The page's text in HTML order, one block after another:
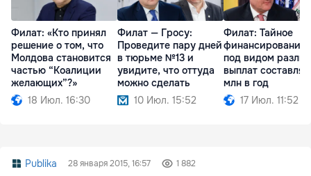
Филат: «Кто принял
решение о том, что
Молдова становится
частью “Коалиции
желающих”?»
18 Июл. 16:30
Филат — Гросу:
Проведите пару дней
в тюрьме №13 и
увидите, что оттуда
можно сделать
10 Июл. 15:52
Филат: Тайное
финансирование
под видом
выплат
млн в год
17 Июл. 11:52
Publika 28 января 2015, 16:57 1 882